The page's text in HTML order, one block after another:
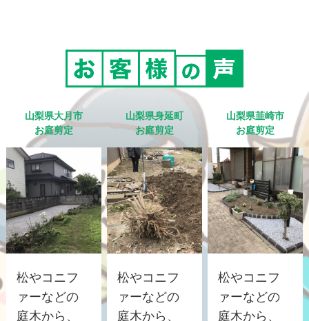
山梨県大月市
お庭剪定
松やコニフ
ァーなどの
庭木から、
山梨県身延町
お庭剪定
松やコニフ
ァーなどの
庭木から、
山梨県韮崎市
お庭剪定
松やコニフ
ァーなどの
庭木から、